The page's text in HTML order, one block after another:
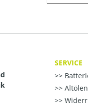
SERVICE